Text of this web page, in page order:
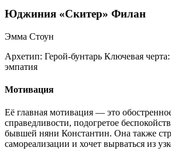
Юджиния «Скитер» Филан
Эмма Стоун
Архетип: Герой-бунтарь Ключевая черта:
эмпатия
Мотивация
Её главная мотивация — это
справедливости, подогретое
бывшей няни Константин. Она также
самореализации и хочет вырваться из